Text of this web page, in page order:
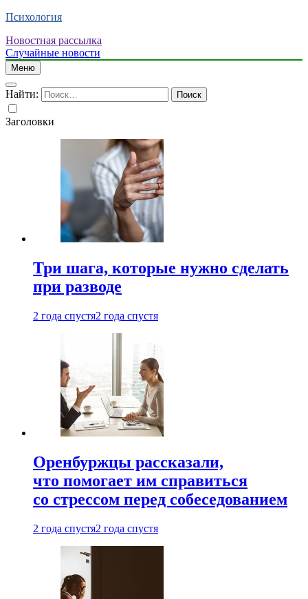
Психология
Новостная рассылка
Случайные новости
Меню
Найти:
Заголовки
Три шага, которые нужно сделать
при разводе
2 года спустя2 года спустя
Оренбуржцы рассказали,
что помогает им справиться
со стрессом перед собеседованием
2 года спустя2 года спустя